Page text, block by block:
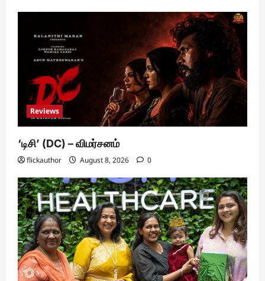
Reviews
‘டிசி’ (DC) – விமர்சனம்
flickauthor August 8, 2026 0